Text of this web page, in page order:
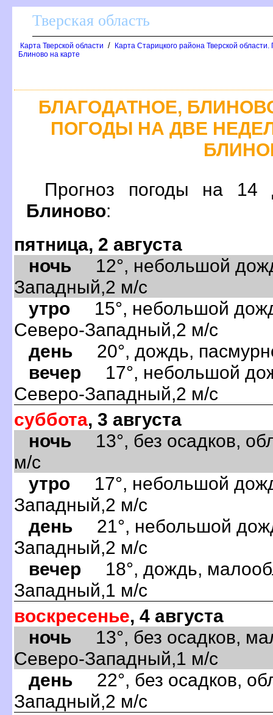
Тверская область
Карта Тверской области /
Карта Старицкого района Тверской
Блиново на карте
БЛАГОДАТНОЕ,
ПОГОДЫ НА ДВЕ
Прогноз погоды на
Блиново:
пятница, 2 августа
ночь 12°, небольшой
Западный,2 м/с
утро 15°, небольшой
Северо-Западный,2 м/с
день 20°, дождь,
вечер 17°, небольшой
Северо-Западный,2 м/с
суббота, 3 августа
ночь 13°, без осадков,
м/с
утро 17°, небольшой
Западный,2 м/с
день 21°, небольшой
Западный,2 м/с
вечер 18°, дождь,
Западный,1 м/с
воскресенье, 4 августа
ночь 13°, без осадков,
Северо-Западный,1 м/с
день 22°, без осадков,
Западный,2 м/с